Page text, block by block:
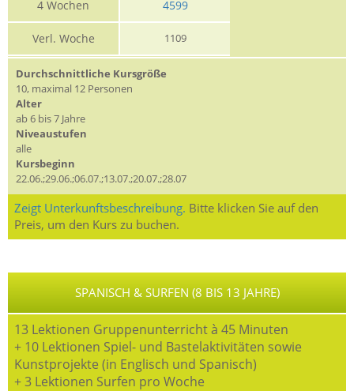
4 Wochen 4599
Verl. Woche 1109
Durchschnittliche Kursgröße
10, maximal 12 Personen
Alter
ab 6 bis 7 Jahre
Niveaustufen
alle
Kursbeginn
22.06.;29.06.;06.07.;13.07.;20.07.;28.07
Zeigt Unterkunftsbeschreibung. Bitte klicken Sie auf den
Preis, um den Kurs zu buchen.
SPANISCH & SURFEN (8 BIS 13 JAHRE)
13 Lektionen Gruppenunterricht à 45 Minuten
+ 10 Lektionen Spiel- und Bastelaktivitäten sowie
Kunstprojekte (in Englisch und Spanisch)
+ 3 Lektionen Surfen pro Woche